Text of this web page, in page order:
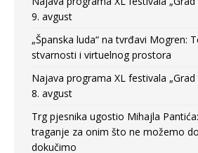
9. avgust
„Španska luda“ na tvrđavi Mogren:
stvarnosti i virtuelnog prostora
Najava programa XL festivala
8. avgust
Trg pjesnika ugostio Mihajla
traganje za onim što ne možemo
dokučimo